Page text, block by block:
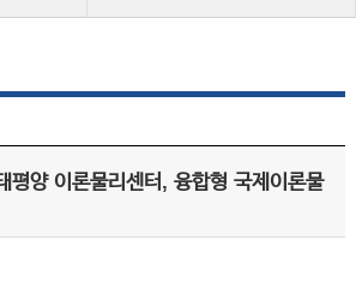
평양 이론물리센터, 융합형 국제이론물